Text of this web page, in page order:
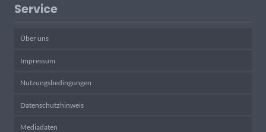
Service
Über uns
Impressum
Nutzungsbedingungen
Datenschutzhinweis
Mediadaten